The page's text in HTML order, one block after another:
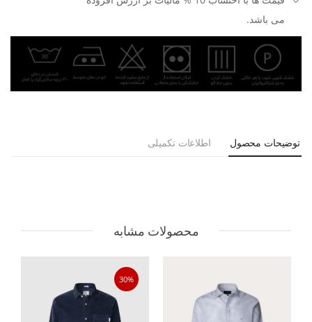
می باشد.
توضیحات محصول اطلاعات تکمیلی
محصولات مشابه
30%